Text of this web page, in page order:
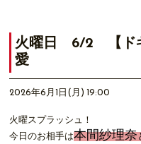
火曜日 6/2 【ド
愛
2026年6月1日(月) 19:00
火曜スプラッシュ！
今日のお相手は本間紗理奈